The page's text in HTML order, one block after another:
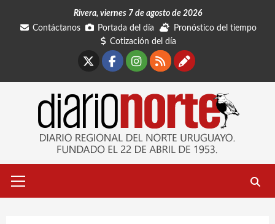
Rivera, viernes 7 de agosto de 2026
Contáctanos
Portada del día
Pronóstico del tiempo
Cotización del día
Facebook
Instagram
RSSContáctanos
primario